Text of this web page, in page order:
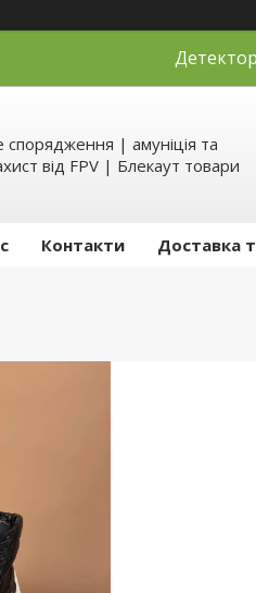
спорядження | амуніція та
від FPV | Блекаут товари
Контакти Доставка